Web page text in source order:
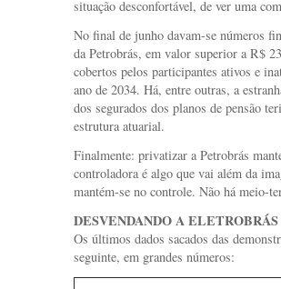
situação desconfortável, de ver uma
No final de junho davam-se números
da Petrobrás, em valor superior a R$
cobertos pelos participantes ativos e
ano de 2034. Há, entre outras, a
dos segurados dos planos de pensão
estrutura atuarial.
Finalmente: privatizar a Petrobrás
controladora é algo que vai além da
mantém-se no controle. Não há meio-
DESVENDANDO A ELETROBRÁS
Os últimos dados sacados das
seguinte, em grandes números: